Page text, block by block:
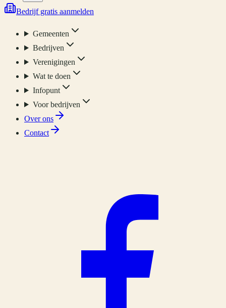
Bedrijf gratis aanmelden
Gemeenten
Bedrijven
Verenigingen
Wat te doen
Infopunt
Voor bedrijven
Over ons
Contact